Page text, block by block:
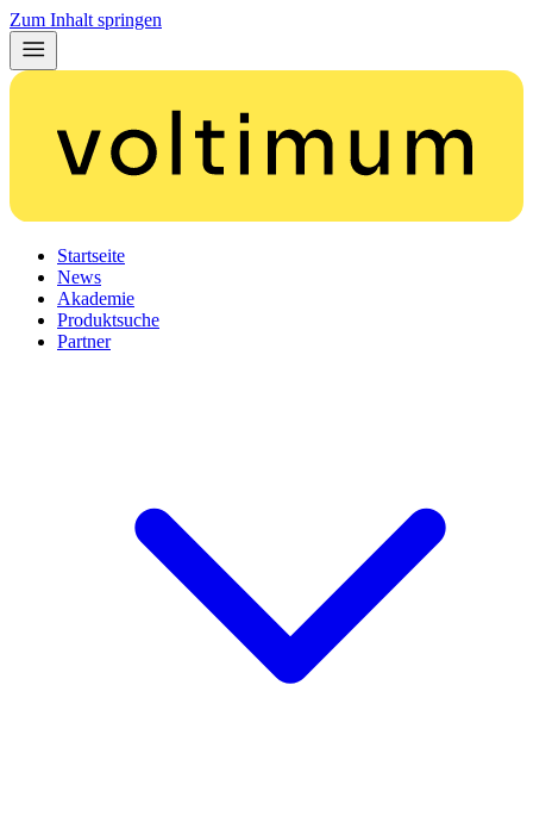
Zum Inhalt springen
Startseite
News
Akademie
Produktsuche
Partner